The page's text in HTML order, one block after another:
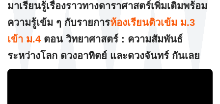
มาเรียนรู้เรื่องราวทางดาราศาสตร์เพิ่มเติมพร้อม
ความรู้เข้ม ๆ กับรายการห้องเรียนติวเข้ม ม.3
เข้า ม.4 ตอน วิทยาศาสตร์ : ความสัมพันธ์
ระหว่างโลก ดวงอาทิตย์ และดวงจันทร์ กันเลย